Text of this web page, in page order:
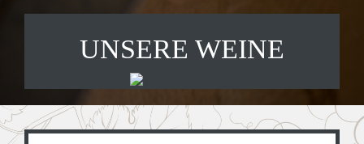
UNSERE WEINE